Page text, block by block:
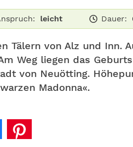
leicht Dauer:
Tälern von Alz und Inn.
Weg liegen das
von Neuötting.
Madonna«.